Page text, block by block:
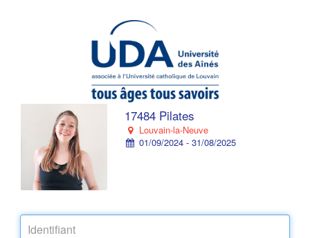
17484 Pilates
Louvain-la-Neuve
01/09/2024 - 31/08/2025